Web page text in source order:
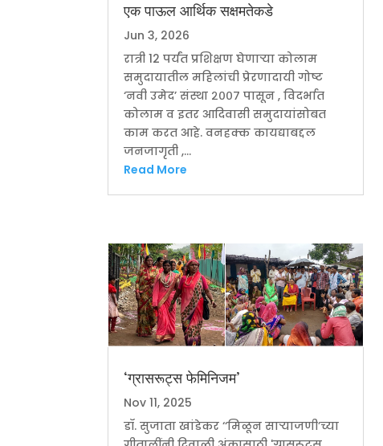
एक पाऊल आर्थिक सक्षमतेकडे
Jun 3, 2026
रात्री 12 पर्यंत प्रशिक्षण घेणाऱ्या कोलाम
समुदायातील महिलांची प्रेरणादायी गोष्ट
‘नवी उमेद’ संस्था २००७ पासून , विदर्भात
कोलाम व इतर आदिवासी समुदायांसोबत
काम करत आहे. वनहक्क कायद्याबद्दल
जनजागृती ,...
Read More
‘ग्रासरूट्स फेमिनिजम’
Nov 11, 2025
डॉ. सुजाता खांडेकर ‘‘मिळून साऱ्याजणी’च्या